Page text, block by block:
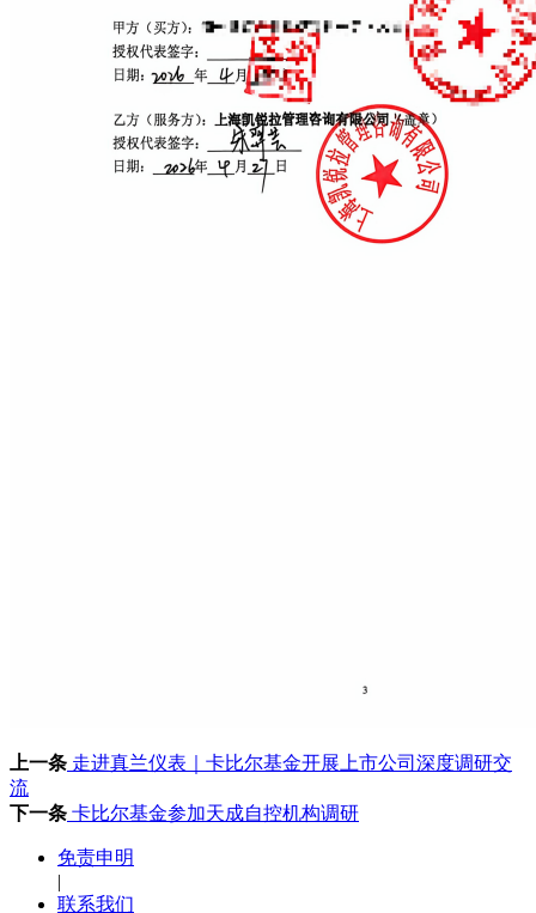
上一条 走进真兰仪表｜卡比尔基金开展上市公司深度调研交
流
下一条 卡比尔基金参加天成自控机构调研
免责申明
|
联系我们